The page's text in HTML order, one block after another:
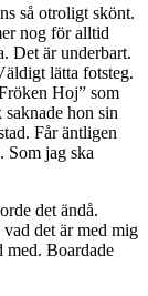
så otroligt skönt.
nog för alltid
Det är underbart.
lätta fotsteg.
Hoj” som
hon sin
Får äntligen
Som jag ska
det ändå.
det är med mig
Boardade